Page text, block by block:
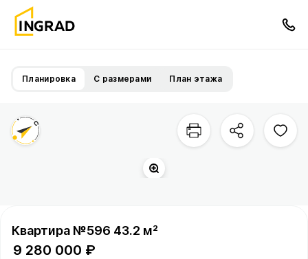
Планировка С размерами План этажа
Квартира №596 43.2 м²
9 280 000 ₽